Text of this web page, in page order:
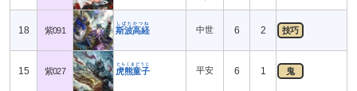
18 紫091 斯波高経
しばたかつね
中世 6 2 技巧
15 紫027 虎熊童子
とらくまどうじ
平安 6 1 鬼